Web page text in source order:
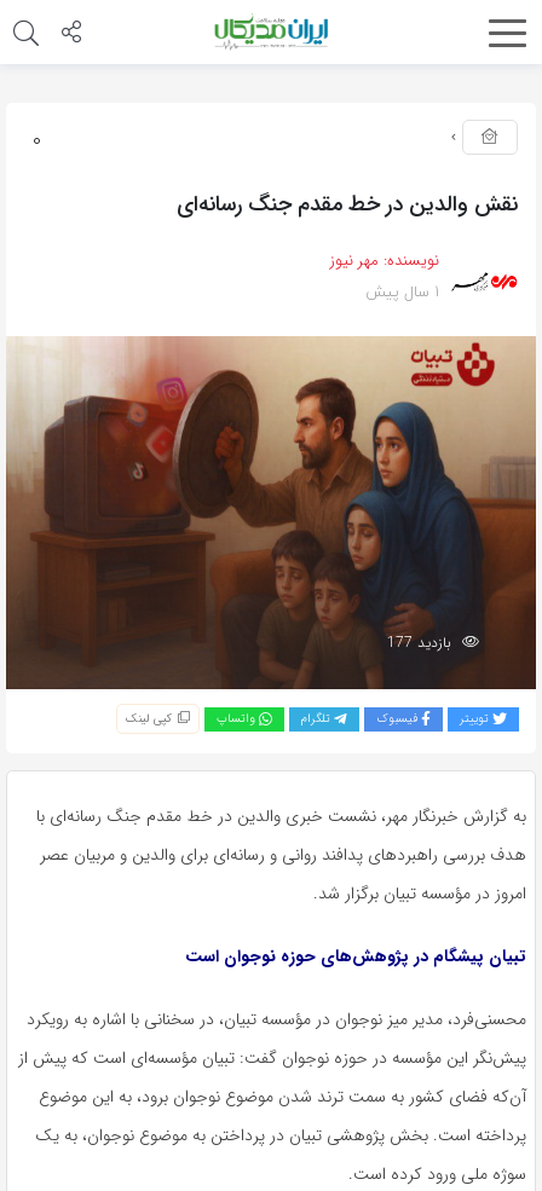
0
نقش والدین در خط مقدم جنگ رسانه‌ای
نویسنده: مهر نیوز
1 سال پیش
بازدید 177
توییتر فیسبوک تلگرام واتساپ کپی لینک
به گزارش خبرنگار مهر، نشست خبری والدین در خط مقدم جنگ رسانه‌ای با
هدف بررسی راهبردهای پدافند روانی و رسانه‌ای برای والدین و مربیان عصر
امروز در مؤسسه تبیان برگزار شد.
تبیان پیشگام در پژوهش‌های حوزه نوجوان است
محسنی‌فرد، مدیر میز نوجوان در مؤسسه تبیان، در سخنانی با اشاره به رویکرد
پیش‌نگر این مؤسسه در حوزه نوجوان گفت: تبیان مؤسسه‌ای است که پیش از
آن‌که فضای کشور به سمت ترند شدن موضوع نوجوان برود، به این موضوع
پرداخته است. بخش پژوهشی تبیان در پرداختن به موضوع نوجوان، به یک
سوژه ملی ورود کرده است.